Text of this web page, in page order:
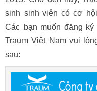
sinh sinh viên có cơ
Các bạn muốn đăng
Traum Việt Nam vui
sau: